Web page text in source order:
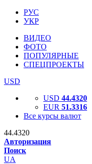
РУС
УКР
ВИДЕО
ФОТО
ПОПУЛЯРНЫЕ
СПЕЦПРОЕКТЫ
USD
USD 44.4320
EUR 51.3316
Все курсы валют
44.4320
Авторизация
Поиск
UA